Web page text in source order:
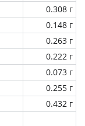
0.308 г
0.148 г
0.263 г
0.222 г
0.073 г
0.255 г
0.432 г